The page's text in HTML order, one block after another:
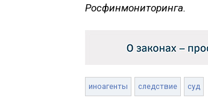
Росфинмониторинга.
иноагенты следствие суд